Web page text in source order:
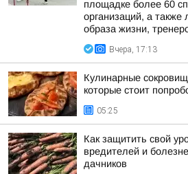
площадке более 60
организаций, а также
образа жизни,
Вчера, 17:13
Кулинарные
которые стоит
05:25
Как защитить свой
вредителей и
дачников